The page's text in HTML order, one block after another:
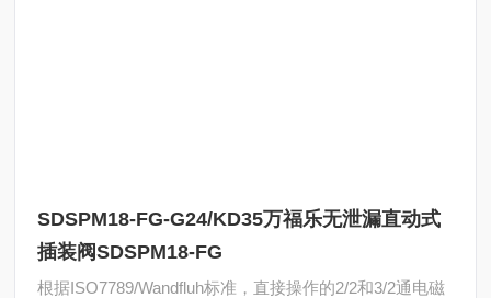
SDSPM18-FG-G24/KD35万福乐无泄漏直动式
插装阀SDSPM18-FG
根据ISO7789/Wandfluh标准，直接操作的2/2和3/2通电磁